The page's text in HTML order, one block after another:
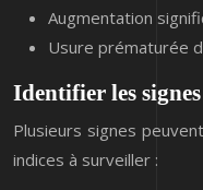
Augmentation
Usure prématurée
Identifier les
Plusieurs signes
indices à surveiller :